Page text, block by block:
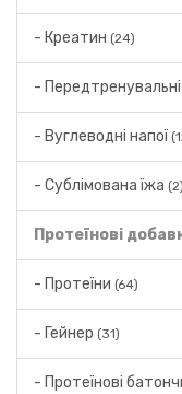
- Креатин (24)
-
- Вуглеводні напої
- Сублімована їжа (2)
Протеїнові
- Протеїни (64)
- Гейнер (31)
- Протеїнові